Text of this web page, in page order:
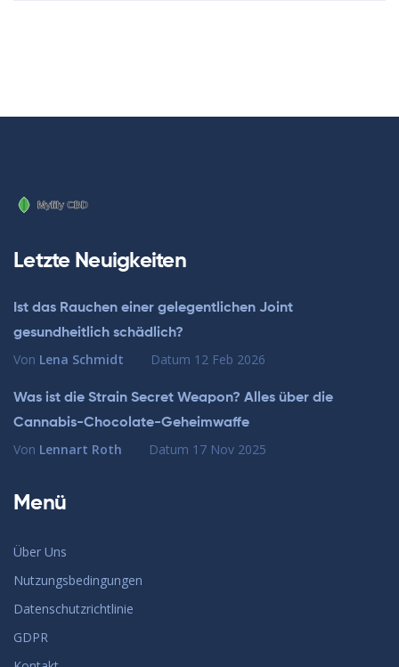
Letzte Neuigkeiten
Ist das Rauchen einer gelegentlichen Joint
gesundheitlich schädlich?
Von Lena Schmidt Datum 12 Feb 2026
Was ist die Strain Secret Weapon? Alles über die
Cannabis-Chocolate-Geheimwaffe
Von Lennart Roth Datum 17 Nov 2025
Menü
Über Uns
Nutzungsbedingungen
Datenschutzrichtlinie
GDPR